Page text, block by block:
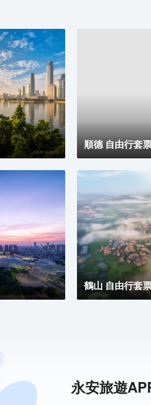
順德 自由行套
鶴山 自由行套
永安旅遊